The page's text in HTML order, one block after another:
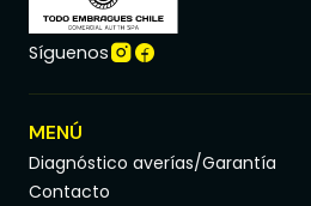
Síguenos
MENÚ
Diagnóstico averías/Garantía
Contacto